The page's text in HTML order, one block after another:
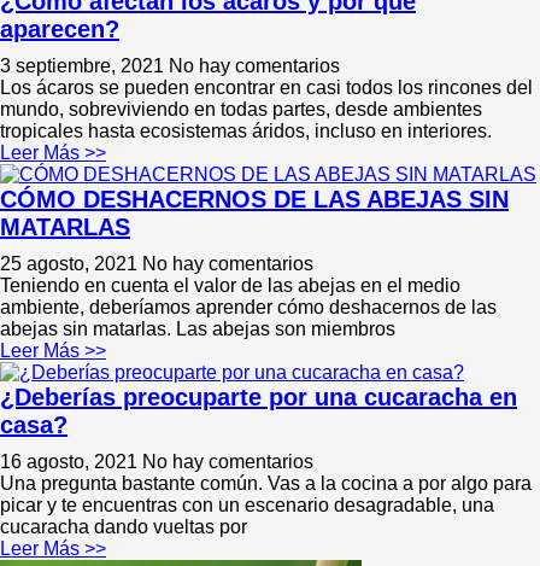
aparecen?
3 septiembre, 2021 No hay comentarios
Los ácaros se pueden encontrar en casi todos los rincones del
mundo, sobreviviendo en todas partes, desde ambientes
tropicales hasta ecosistemas áridos, incluso en interiores.
Leer Más >>
CÓMO DESHACERNOS DE LAS ABEJAS SIN
MATARLAS
25 agosto, 2021 No hay comentarios
Teniendo en cuenta el valor de las abejas en el medio
ambiente, deberíamos aprender cómo deshacernos de las
abejas sin matarlas. Las abejas son miembros
Leer Más >>
¿Deberías preocuparte por una cucaracha en
casa?
16 agosto, 2021 No hay comentarios
Una pregunta bastante común. Vas a la cocina a por algo para
picar y te encuentras con un escenario desagradable, una
cucaracha dando vueltas por
Leer Más >>